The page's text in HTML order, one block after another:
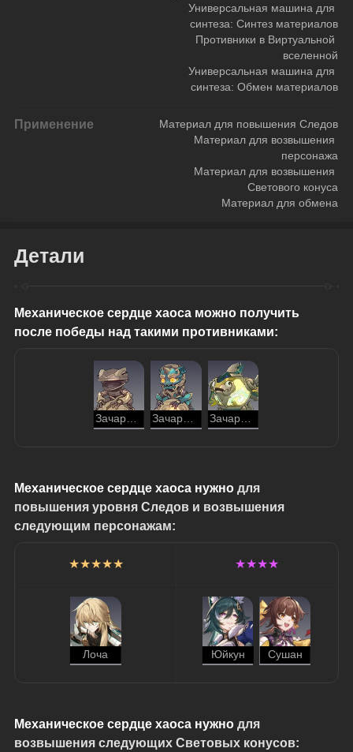
Универсальная машина для
синтеза: Синтез материалов
Противники в Виртуальной
вселенной
Универсальная машина для
синтеза: Обмен материалов
Применение
Материал для повышения Следов
Материал для возвышения
персонажа
Материал для возвышения
Светового конуса
Материал для обмена
Детали
Механическое сердце хаоса можно получить
после победы над такими противниками:
Зачарованное изобретение: светящаяся рыба-дракон
Механическое сердце хаоса нужно для
повышения уровня Следов и возвышения
следующим персонажам:
★★★★★ ★★★★
Лоча Юйкун Сушан
Механическое сердце хаоса нужно для
возвышения следующих Световых конусов: